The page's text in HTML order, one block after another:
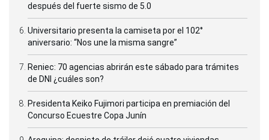
después del fuerte sismo de 5.0
Universitario presenta la camiseta por el 102°
aniversario: “Nos une la misma sangre”
Reniec: 70 agencias abrirán este sábado para trámites
de DNI ¿cuáles son?
Presidenta Keiko Fujimori participa en premiación del
Concurso Ecuestre Copa Junín